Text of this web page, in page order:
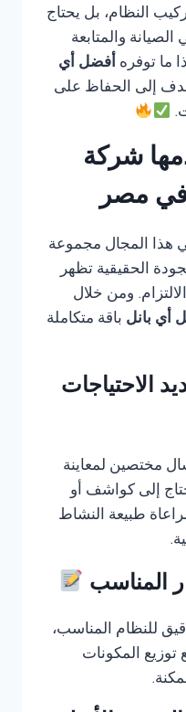
النظام، بل يحتاج
والمتابعة
ما توفره أفضل أي
إلى الحفاظ على
شركة
في مصر
هذا المجال مجموعة
الحقيقية تظهر
ومن خلال
أي بانل باقة متكاملة
مختصين لمعاينة
إلى كواشف أو
طبيعة النشاط
للنظام المناسب،
توزيع المكونات